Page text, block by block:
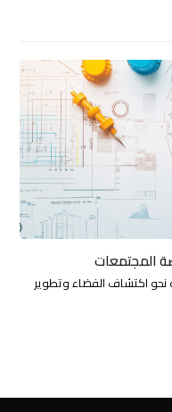
المجتمعات
اكتشاف الفضاء وتطوير